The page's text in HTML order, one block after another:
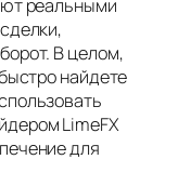
реальными
В целом,
найдете
LimeFX
для